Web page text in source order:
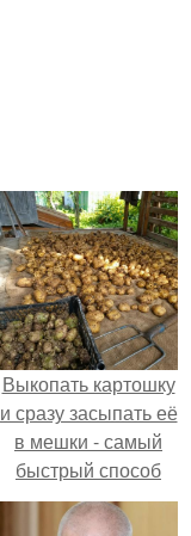
Выкопать картошку
и сразу засыпать её
в мешки - самый
быстрый способ
спрятать вместе с
урожаем гниль,